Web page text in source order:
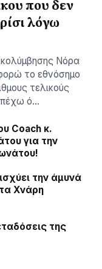
που δεν
λόγω
Νόρα
το εθνόσημο
τελικούς
ό…
Coach κ.
για την
την άμυνά
Χνάρη
της